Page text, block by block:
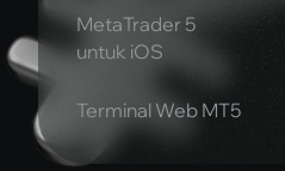
MetaTrader 5
untuk iOS
Terminal Web MT5